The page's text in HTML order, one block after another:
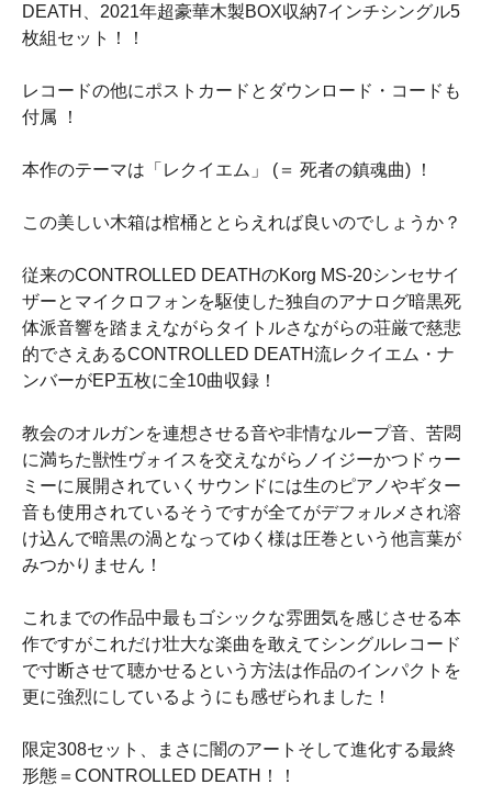
DEATH、2021年超豪華木製BOX収納7インチシングル5
枚組セット！！
レコードの他にポストカードとダウンロード・コードも
付属 ！
本作のテーマは「レクイエム」 (＝ 死者の鎮魂曲) ！
この美しい木箱は棺桶ととらえれば良いのでしょうか？
従来のCONTROLLED DEATHのKorg MS-20シンセサイ
ザーとマイクロフォンを駆使した独自のアナログ暗黒死
体派音響を踏まえながらタイトルさながらの荘厳で慈悲
的でさえあるCONTROLLED DEATH流レクイエム・ナ
ンバーがEP五枚に全10曲収録！
教会のオルガンを連想させる音や非情なループ音、苦悶
に満ちた獣性ヴォイスを交えながらノイジーかつドゥー
ミーに展開されていくサウンドには生のピアノやギター
音も使用されているそうですが全てがデフォルメされ溶
け込んで暗黒の渦となってゆく様は圧巻という他言葉が
みつかりません！
これまでの作品中最もゴシックな雰囲気を感じさせる本
作ですがこれだけ壮大な楽曲を敢えてシングルレコード
で寸断させて聴かせるという方法は作品のインパクトを
更に強烈にしているようにも感ぜられました！
限定308セット、まさに闇のアートそして進化する最終
形態＝CONTROLLED DEATH！！